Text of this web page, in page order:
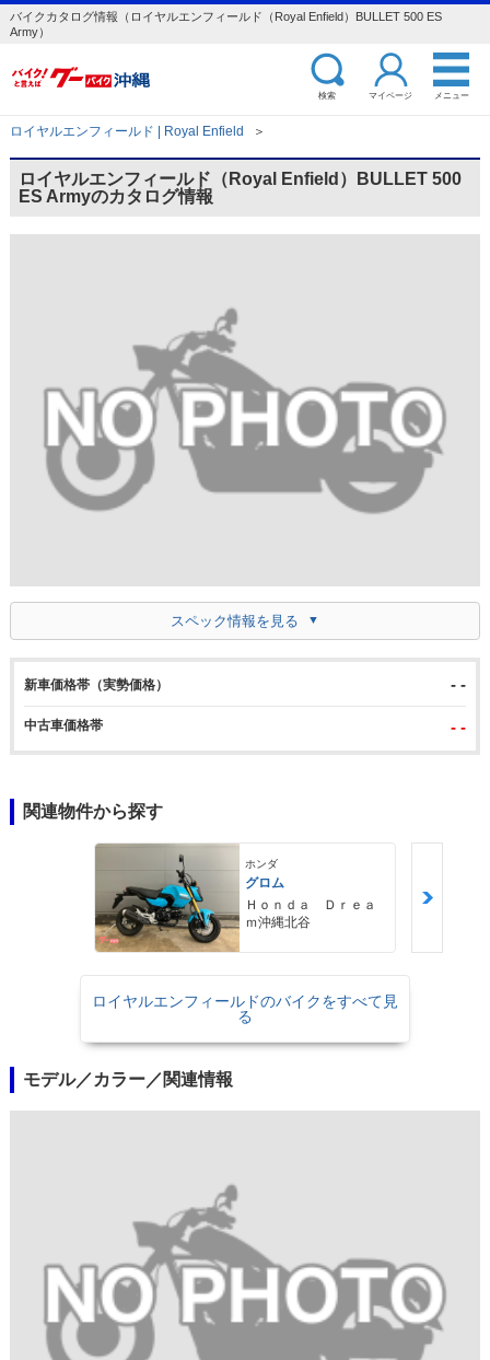
バイクカタログ情報（ロイヤルエンフィールド（Royal Enfield）BULLET 500 ES
Army）
検索 マイページ メニュー
ロイヤルエンフィールド | Royal Enfield ＞
ロイヤルエンフィールド（Royal Enfield）BULLET 500
ES Armyのカタログ情報
スペック情報を見る
新車価格帯（実勢価格） - -
中古車価格帯 - -
関連物件から探す
ホンダ
グロム
Ｈｏｎｄａ Ｄｒｅａ
ｍ沖縄北谷
ロイヤルエンフィールドのバイクをすべて見
る
モデル／カラー／関連情報